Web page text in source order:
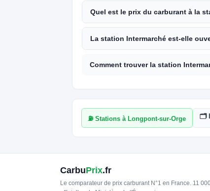
Quel est le prix du carburant à la
La station Intermarché est-elle
Comment trouver la station
⛽ Stations à Longpont-sur-Orge 🗂️
CarbuPrix.fr
Le comparateur de prix carburant N°1 en France. 11